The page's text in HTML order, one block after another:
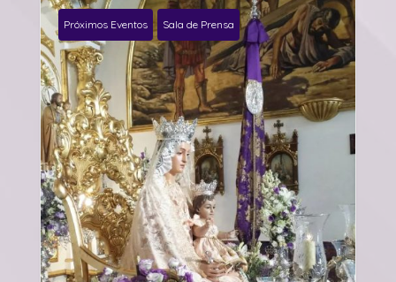
Próximos Eventos Sala de Prensa